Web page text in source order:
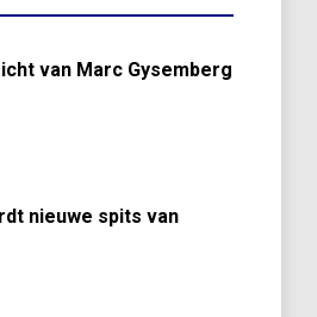
van Marc Gysemberg
nieuwe spits van